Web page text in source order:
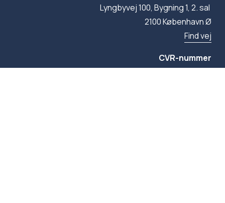
Lyngbyvej 100, Bygning 1, 2. sal
2100 København Ø
Find vej
CVR-nummer